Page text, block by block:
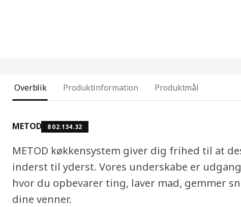
Overblik Produktinformation Produktmål
METOD 802.134.32
METOD køkkensystem giver dig frihed til at
inderst til yderst. Vores underskabe er
hvor du opbevarer ting, laver mad, gemmer
dine venner.